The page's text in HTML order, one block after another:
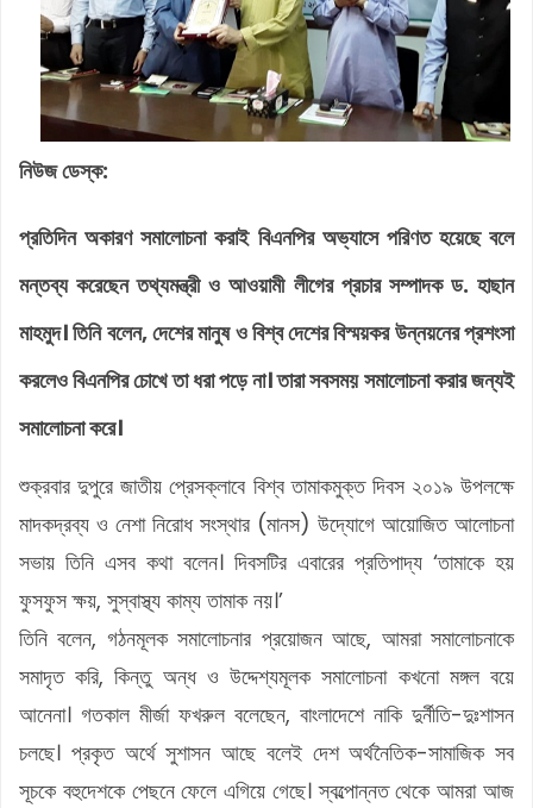
নিউজ ডেস্ক:
প্রতিদিন অকারণ সমালোচনা করাই বিএনপির অভ্যাসে পরিণত হয়েছে বলে
মন্তব্য করেছেন তথ্যমন্ত্রী ও আওয়ামী লীগের প্রচার সম্পাদক ড. হাছান
মাহমুদ। তিনি বলেন, দেশের মানুষ ও বিশ্ব দেশের বিস্ময়কর উন্নয়নের প্রশংসা
করলেও বিএনপির চোখে তা ধরা পড়ে না। তারা সবসময় সমালোচনা করার জন্যই
সমালোচনা করে।
শুক্রবার দুপুরে জাতীয় প্রেসক্লাবে বিশ্ব তামাকমুক্ত দিবস ২০১৯ উপলক্ষে
মাদকদ্রব্য ও নেশা নিরোধ সংস্থার (মানস) উদ্যোগে আয়োজিত আলোচনা
সভায় তিনি এসব কথা বলেন। দিবসটির এবারের প্রতিপাদ্য ‘তামাকে হয়
ফুসফুস ক্ষয়, সুস্বাস্থ্য কাম্য তামাক নয়।’
তিনি বলেন, গঠনমূলক সমালোচনার প্রয়োজন আছে, আমরা সমালোচনাকে
সমাদৃত করি, কিন্তু অন্ধ ও উদ্দেশ্যমূলক সমালোচনা কখনো মঙ্গল বয়ে
আনেনা। গতকাল মীর্জা ফখরুল বলেছেন, বাংলাদেশে নাকি দুর্নীতি-দুঃশাসন
চলছে। প্রকৃত অর্থে সুশাসন আছে বলেই দেশ অর্থনৈতিক-সামাজিক সব
সূচকে বহুদেশকে পেছনে ফেলে এগিয়ে গেছে। স্বল্পোন্নত থেকে আমরা আজ